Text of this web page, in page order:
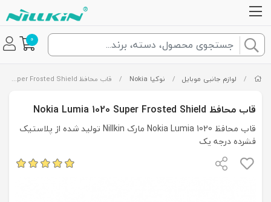
0
/ لوازم جانبی موبایل / نوکیا Nokia / قاب محافظ Nokia Lumia 1020 Super Frosted Shield
قاب محافظ Nokia Lumia 1020 Super Frosted Shield
قاب محافظ Nokia Lumia 1020 مارک Nillkin تولید شده از پلاستیک
فشرده درجه یک